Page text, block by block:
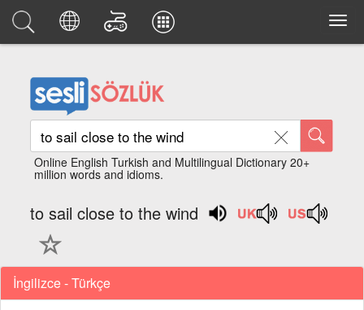
Online English Turkish and Multilingual Dictionary 20+
million words and idioms.
to sail close to the wind
İngilizce - Türkçe